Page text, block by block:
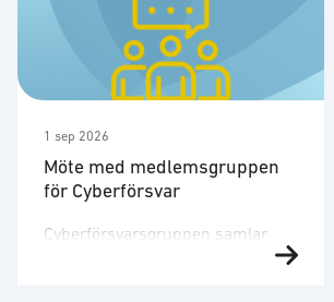
1 sep 2026
Möte med medlemsgruppen
för Cyberförsvar
Cyberförsvarsgruppen samlar